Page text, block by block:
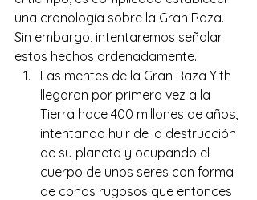
una cronología sobre la Gran Raza.
Sin embargo, intentaremos señalar
estos hechos ordenadamente.
Las mentes de la Gran Raza Yith
llegaron por primera vez a la
Tierra hace 400 millones de años,
intentando huir de la destrucción
de su planeta y ocupando el
cuerpo de unos seres con forma
de conos rugosos que entonces